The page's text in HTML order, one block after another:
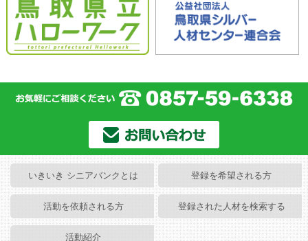
いきいき シニアバンクとは 登録を希望される方
活動を依頼される方 登録された人材を検索する
活動紹介